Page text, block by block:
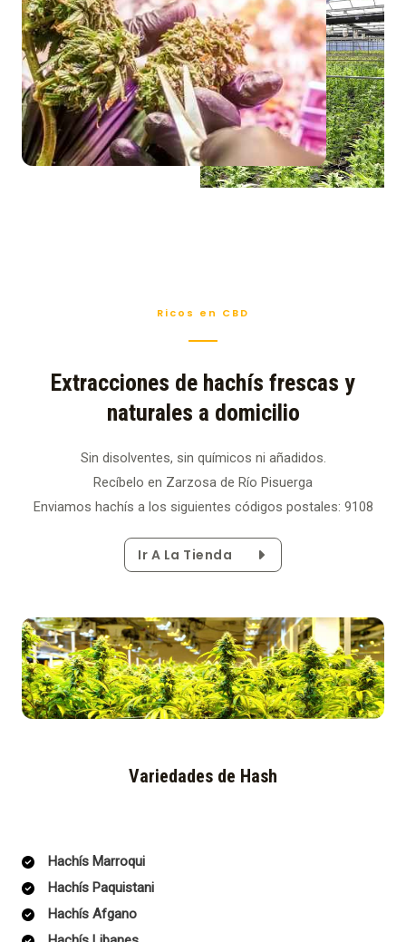
Ricos en CBD
Extracciones de hachís frescas y
naturales a domicilio
Sin disolventes, sin químicos ni añadidos.
Recíbelo en Zarzosa de Río Pisuerga
Enviamos hachís a los siguientes códigos postales: 9108
Ir A La Tienda
Variedades de Hash
Hachís Marroqui
Hachís Paquistani
Hachís Afgano